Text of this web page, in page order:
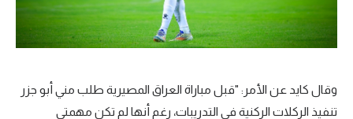
وقال كايد عن الأمر: "قبل مباراة العراق المصيرية طلب مني أبو جزر
تنفيذ الركلات الركنية في التدريبات، رغم أنها لم تكن مهمتي